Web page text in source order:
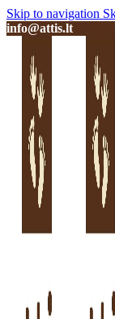
Skip to navigation
info@attis.lt